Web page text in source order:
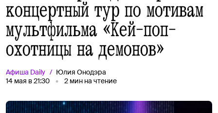
концертный тур по мотивам
мультфильма «Кей-поп-
охотницы на демонов»
Афиша Daily
Юлия Онодэра
14 мая в 21:30
2 мин на чтение